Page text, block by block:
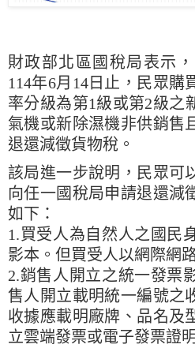
財政部北區國稅局表示
114年6月14日止，民眾購
率分級為第1級或第2級之
氣機或新除濕機非供銷售
退還減徵貨物稅。
該局進一步說明，民眾可
向任一國稅局申請退還減
如下：
1.買受人為自然人之國民
影本。但買受人以網際網
2.銷售人開立之統一發票
售人開立載明統一編號之
收據應載明廠牌、品名及
立雲端發票或電子發票證